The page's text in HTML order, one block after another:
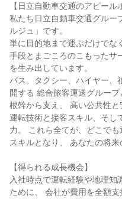
【日立自動車交通のアピール
私たち日立自動車交通グルー
ルジュ」です。
単に目的地まで運ぶだけでな
手段とまごころのこもったサ
を生み出しています。
バス、タクシー、ハイヤー、
開する 総合旅客運送グルー
根幹から支え、 高い公共性と
運転技術と接客スキル、そし
力。 これら全てが、どこで
スキルとなり、 あなたの将来
【得られる成長機会】
入社時点で運転経験や地理知
ために、 会社が費用を全額